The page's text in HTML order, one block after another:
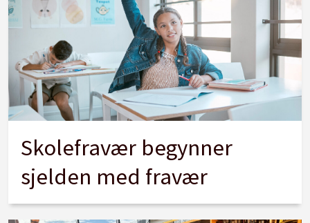
Skolefravær begynner
sjelden med fravær